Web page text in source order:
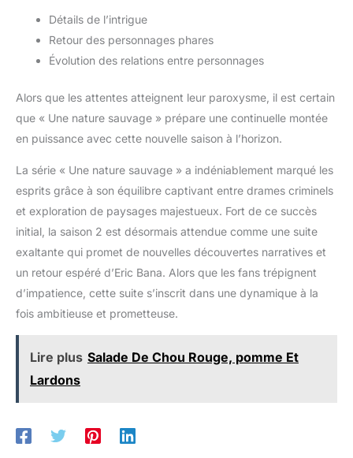
Détails de l’intrigue
Retour des personnages phares
Évolution des relations entre personnages
Alors que les attentes atteignent leur paroxysme, il est certain
que « Une nature sauvage » prépare une continuelle montée
en puissance avec cette nouvelle saison à l’horizon.
La série « Une nature sauvage » a indéniablement marqué les
esprits grâce à son équilibre captivant entre drames criminels
et exploration de paysages majestueux. Fort de ce succès
initial, la saison 2 est désormais attendue comme une suite
exaltante qui promet de nouvelles découvertes narratives et
un retour espéré d’Eric Bana. Alors que les fans trépignent
d’impatience, cette suite s’inscrit dans une dynamique à la
fois ambitieuse et prometteuse.
Lire plus Salade De Chou Rouge, pomme Et
Lardons